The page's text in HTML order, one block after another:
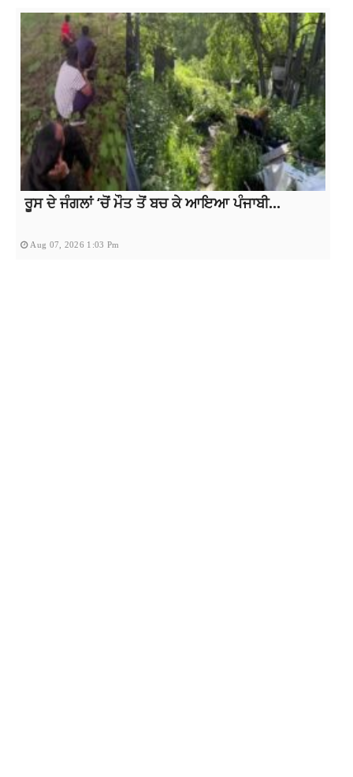
ਰੂਸ ਦੇ ਜੰਗਲਾਂ ‘ਚੋਂ ਮੌਤ ਤੋਂ ਬਚ ਕੇ ਆਇਆ ਪੰਜਾਬੀ...
Aug 07, 2026 1:03 Pm